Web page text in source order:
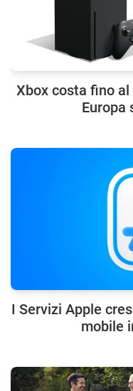
Xbox costa fino al
Europa
I Servizi Apple
mobile